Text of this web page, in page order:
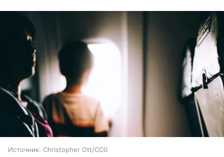
Источник: Christopher Ott/CC0